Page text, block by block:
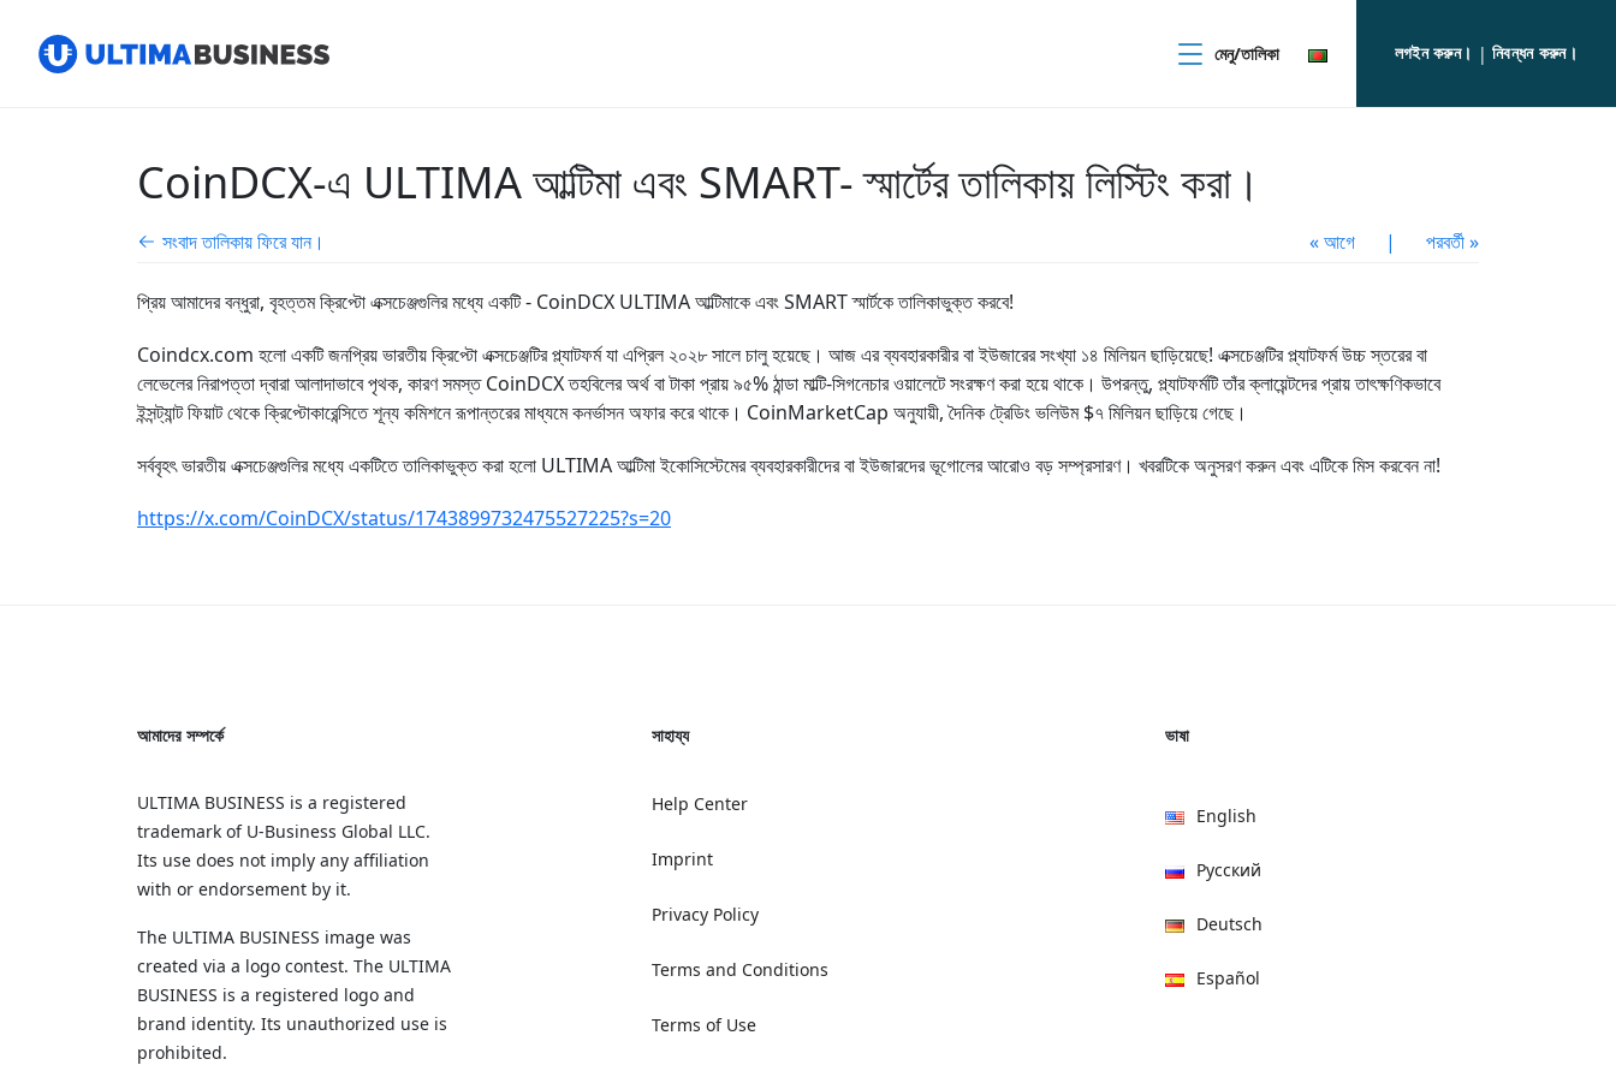
মেনু/তালিকা লগইন করুন। |নিবন্ধন করুন।
CoinDCX-এ ULTIMA আল্টিমা এবং SMART- স্মার্টের তালিকায় লিস্টিং করা।
সংবাদ তালিকায় ফিরে যান। « আগে | পরবর্তী »
প্রিয় আমাদের বন্ধুরা, বৃহত্তম ক্রিপ্টো এক্সচেঞ্জগুলির মধ্যে একটি - CoinDCX ULTIMA আল্টিমাকে এবং SMART স্মার্টকে তালিকাভুক্ত করবে!
Сoindcx.com হলো একটি জনপ্রিয় ভারতীয় ক্রিপ্টো এক্সচেঞ্জটির প্ল্যাটফর্ম যা এপ্রিল ২০২৮ সালে চালু হয়েছে। আজ এর ব্যবহারকারীর বা ইউজারের সংখ্যা ১৪ মিলিয়ন ছাড়িয়েছে! এক্সচেঞ্জটির প্ল্যাটফর্ম উচ্চ স্তরের বা
লেভেলের নিরাপত্তা দ্বারা আলাদাভাবে পৃথক, কারণ সমস্ত CoinDCX তহবিলের অর্থ বা টাকা প্রায় ৯৫% ঠান্ডা মাল্টি-সিগনেচার ওয়ালেটে সংরক্ষণ করা হয়ে থাকে। উপরন্তু, প্ল্যাটফর্মটি তাঁর ক্লায়েন্টদের প্রায় তাৎক্ষণিকভাবে
ইন্সন্ট্যান্ট ফিয়াট থেকে ক্রিপ্টোকারেন্সিতে শূন্য কমিশনে রূপান্তরের মাধ্যমে কনর্ভাসন অফার করে থাকে। CoinMarketCap অনুযায়ী, দৈনিক ট্রেডিং ভলিউম $৭ মিলিয়ন ছাড়িয়ে গেছে।
সর্ববৃহৎ ভারতীয় এক্সচেঞ্জগুলির মধ্যে একটিতে তালিকাভুক্ত করা হলো ULTIMA আল্টিমা ইকোসিস্টেমের ব্যবহারকারীদের বা ইউজারদের ভূগোলের আরোও বড় সম্প্রসারণ। খবরটিকে অনুসরণ করুন এবং এটিকে মিস করবেন না!
https://x.com/CoinDCX/status/1743899732475527225?s=20
আমাদের সম্পর্কে
ULTIMA BUSINESS is a registered
trademark of U‑Business Global LLC.
Its use does not imply any affiliation
with or endorsement by it.
The ULTIMA BUSINESS image was
created via a logo contest. The ULTIMA
BUSINESS is a registered logo and
brand identity. Its unauthorized use is
prohibited.
সাহায্য
Help Center
Imprint
Privacy Policy
Terms and Conditions
Terms of Use
ভাষা
English
Русский
Deutsch
Español